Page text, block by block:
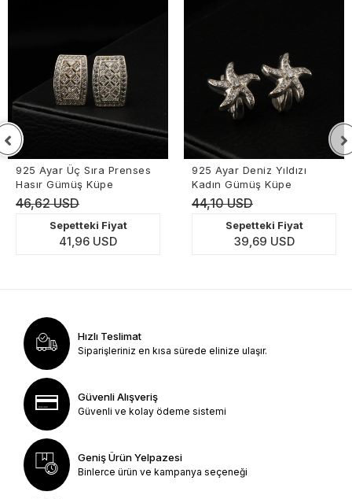
925 Ayar Üç Sıra Prenses
Hasır Gümüş Küpe
46,62 USD
Sepetteki Fiyat
41,96 USD
925 Ayar Deniz Yıldızı
Kadın Gümüş Küpe
44,10 USD
Sepetteki Fiyat
39,69 USD
Hızlı Teslimat
Siparişleriniz en kısa sürede elinize ulaşır.
Güvenli Alışveriş
Güvenli ve kolay ödeme sistemi
Geniş Ürün Yelpazesi
Binlerce ürün ve kampanya seçeneği